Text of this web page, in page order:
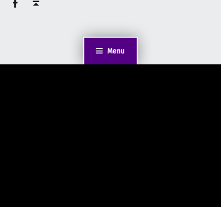
Menu